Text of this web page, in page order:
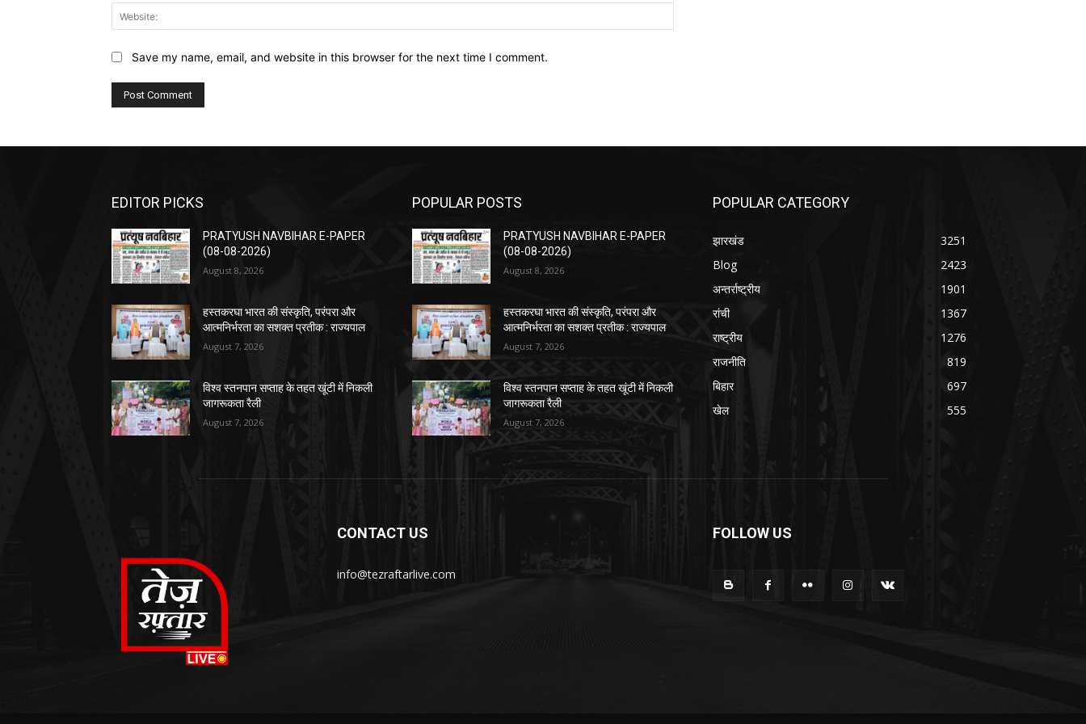
Save my name, email, and website in this browser for the next time I comment.
EDITOR PICKS
PRATYUSH NAVBIHAR E-PAPER
(08-08-2026)
August 8, 2026
हस्तकरघा भारत की संस्कृति, परंपरा और
आत्मनिर्भरता का सशक्त प्रतीक : राज्यपाल
August 7, 2026
विश्व स्तनपान सप्ताह के तहत खूंटी में निकली
जागरूकता रैली
August 7, 2026
POPULAR POSTS
PRATYUSH NAVBIHAR E-PAPER
(08-08-2026)
August 8, 2026
हस्तकरघा भारत की संस्कृति, परंपरा और
आत्मनिर्भरता का सशक्त प्रतीक : राज्यपाल
August 7, 2026
विश्व स्तनपान सप्ताह के तहत खूंटी में निकली
जागरूकता रैली
August 7, 2026
POPULAR CATEGORY
झारखंड
3251
Blog
2423
अन्तर्राष्ट्रीय
1901
रांची
1367
राष्ट्रीय
1276
राजनीति
819
बिहार
697
खेल
555
CONTACT US
info@tezraftarlive.com
FOLLOW US